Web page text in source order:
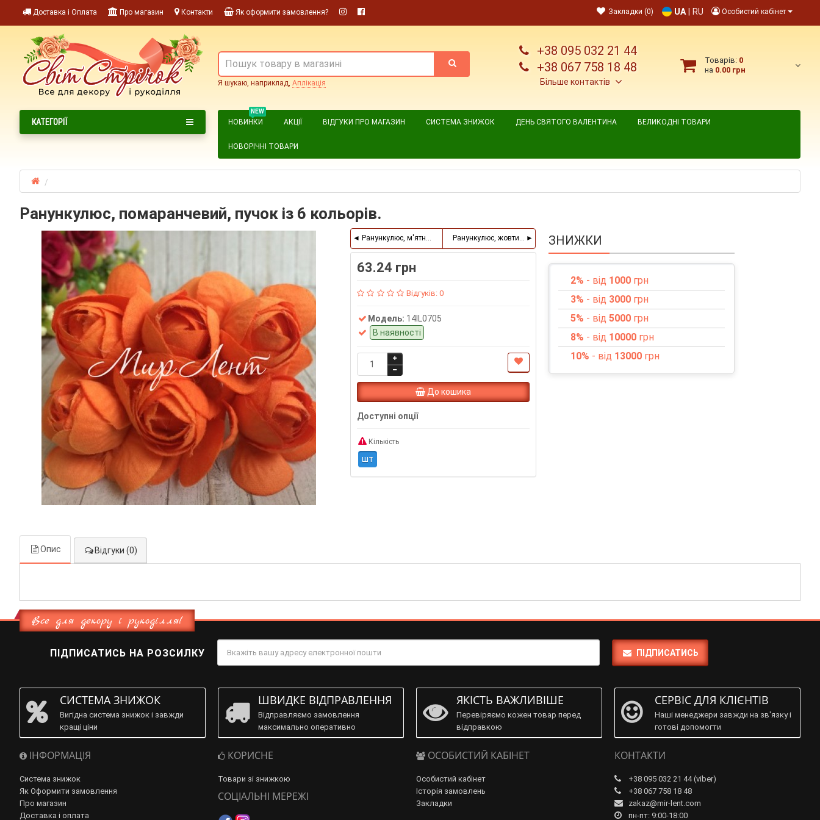
Доставка і Оплата Про магазин Контакти Як оформити замовлення? Особистий кабінет
UA RU
Закладки (0)
+38 095 032 21 44
+38 067 758 18 48
Більше контактів
Товарів: 0
на 0.00 грн
Я шукаю, наприклад, Аплікація
NEW
НОВИНКИ АКЦІЇ ВІДГУКИ ПРО МАГАЗИН СИСТЕМА ЗНИЖОК ДЕНЬ СВЯТОГО ВАЛЕНТИНА ВЕЛИКОДНІ ТОВАРИ
НОВОРІЧНІ ТОВАРИ
КАТЕГОРІЇ
Ранункулюс, помаранчевий, пучок із 6 кольорів.
Ранункулюс, м'ятний, пучок 6 шт.Ранункулюс, жовтий, пучок 6 шт.
63.24 грн
Відгуків: 0
Модель: 14IL0705
В наявності
До кошика
Доступні опції
Кількість
шт
ЗНИЖКИ
2% - від 1000грн
3% - від 3000грн
5% - від 5000грн
8% - від 10000грн
10% - від 13000грн
Опис Відгуки (0)
Все для декору і рукоділля!
ПІДПИСАТИСЬ НА РОЗСИЛКУ ПІДПИСАТИСЬ
СИСТЕМА ЗНИЖОК
Вигідна система знижок і завжди
кращі ціни
ШВИДКЕ ВІДПРАВЛЕННЯ
Відправляємо замовлення
максимально оперативно
ЯКІСТЬ ВАЖЛИВІШЕ
Перевіряємо кожен товар перед
відправкою
СЕРВІС ДЛЯ КЛІЄНТІВ
Наші менеджери завжди на зв'язку і
готові допомогти
ІНФОРМАЦІЯ
Система знижок
Як Оформити замовлення
Про магазин
Доставка і оплата
КОРИСНЕ
Товари зі знижкою
СОЦІАЛЬНІ МЕРЕЖІ
ОСОБИСТИЙ КАБІНЕТ
Особистий кабінет
Історія замовлень
Закладки
КОНТАКТИ
+38 095 032 21 44 (viber)
+38 067 758 18 48
zakaz@mir-lent.com
пн-пт: 9:00-18:00